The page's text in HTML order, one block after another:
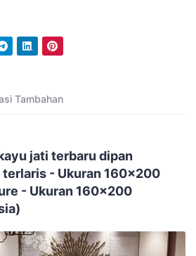
Tambahan
jati terbaru dipan
- Ukuran 160x200
- Ukuran 160x200